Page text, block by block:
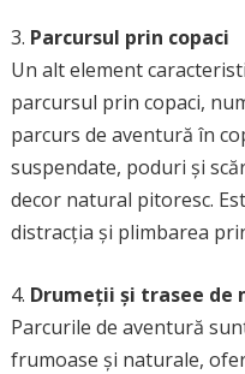
3. Parcursul prin copaci
Un alt element
parcursul prin copaci,
parcurs de aventură în
suspendate, poduri și
decor natural pitoresc.
distracția și plimbarea
4. Drumeții și trasee de
Parcurile de aventură
frumoase și naturale,